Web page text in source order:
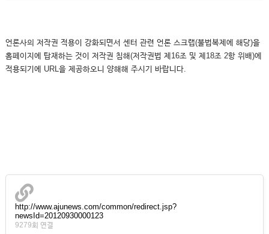
언론사의 저작권 적용이 강화되면서 센터 관련 언론 스크랩(불법복제에 해당)을
홈페이지에 탑재하는 것이 저작권 침해(저작권법 제16조 및 제18조 2항 위배)에
적용되기에 URL을 제공하오니 양해해 주시기 바랍니다.
http://www.ajunews.com/common/redirect.jsp?
newsId=20120930000123
9279회 연결